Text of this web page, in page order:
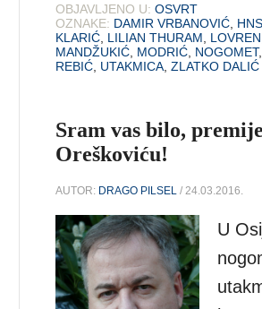
OBJAVLJENO U: OSVRT
OZNAKE: DAMIR VRBANOVIĆ HNS
KLARIĆ LILIAN THURAM LOVREN
MANDŽUKIĆ MODRIĆ NOGOMET,
REBIĆ UTAKMICA ,ZLATKO DALIĆ
Sram vas bilo,
Oreškoviću!
AUTOR: DRAGO PILSEL / 24.03.2016.
U